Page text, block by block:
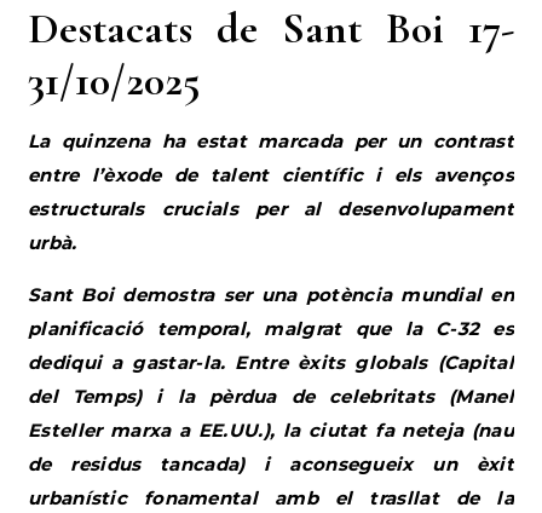
Destacats de Sant Boi 17-
31/10/2025
La quinzena ha estat marcada per un contrast
entre l’èxode de talent científic i els avenços
estructurals crucials per al desenvolupament
urbà.
Sant Boi demostra ser una potència mundial en
planificació temporal, malgrat que la C-32 es
dediqui a gastar-la. Entre èxits globals (Capital
del Temps) i la pèrdua de celebritats (Manel
Esteller marxa a EE.UU.), la ciutat fa neteja (nau
de residus tancada) i aconsegueix un èxit
urbanístic fonamental amb el trasllat de la